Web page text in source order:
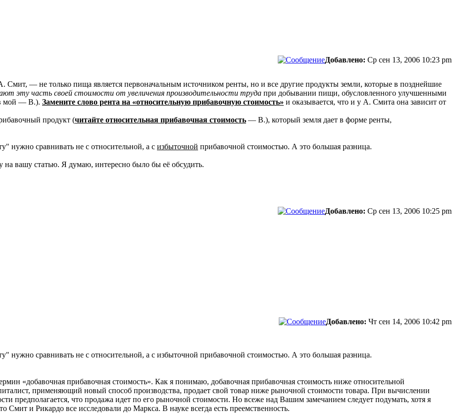
Добавлено: Ср сен 13, 2006 10:23 pm
— не только пища является первоначальным источником ренты, но и все другие продукты земли, которые в позднейшие
эту часть своей стоимости от увеличения производительности труда при добывании пищи, обусловленного улучшенными
мой — В.). Замените слово рента на «относительную прибавочную стоимость» и оказывается, что и у А. Смита она зависит от
продукт (читайте относительная прибавочная стоимость — В.), который земля дает в форме ренты,
нужно сравнивать не с относительной, а с избыточной прибавочной стоимостью. А это большая разница.
на вашу статью. Я думаю, интересно было бы её обсудить.
Добавлено: Ср сен 13, 2006 10:25 pm
Добавлено: Чт сен 14, 2006 10:42 pm
нужно сравнивать не с относительной, а с избыточной прибавочной стоимостью. А это большая разница.
«добавочная прибавочная стоимость». Как я понимаю, добавочная прибавочная стоимость ниже относительной
применяющий новый способ производства, продает свой товар ниже рыночной стоимости товара. При вычислении
предполагается, что продажа идет по его рыночной стоимости. Но всеже над Вашим замечанием следует подумать, хотя я
Смит и Рикардо все исследовали до Маркса. В науке всегда есть преемственность.